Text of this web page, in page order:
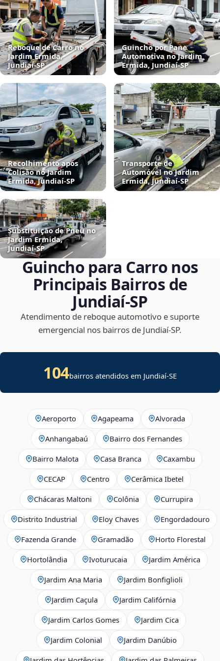
Reboque de Carro no
Jardim Ermida,
Jundiaí‑SP
Guincho por Pane
Automotiva no Jardim
Ermida, Jundiaí‑SP
Recolhimento após
Colisão no Jardim
Ermida, Jundiaí‑SP
Transporte de
Automóvel no Jardim
Ermida, Jundiaí‑SP
Substituição de Pneu no
Jardim Ermida,
Jundiaí‑SP
Guincho para Carro nos
Principais Bairros de
Jundiaí‑SP
Atendimento de reboque automotivo e suporte
emergencial nos bairros de Jundiaí‑SP.
104bairros atendidos em Jundiaí-SE
Aeroporto Agapeama Alvorada
Anhangabaú Bairro dos Fernandes
Bairro Malota Casa Branca Caxambu
CECAP Centro Cerâmica Ibetel
Chácaras Maltoni Colônia Currupira
Distrito Industrial Eloy Chaves Engordadouro
Fazenda Grande Gramadão Horto Florestal
Hortolândia Ivoturucaia Jardim América
Jardim Ana Maria Jardim Bonfiglioli
Jardim Caçula Jardim Califórnia
Jardim Carlos Gomes Jardim Cica
Jardim Colonial Jardim Danúbio